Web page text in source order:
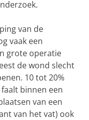
van de
vaak een
grote operatie
de wond slecht
10 tot 20%
binnen een
van een
van het vat) ook